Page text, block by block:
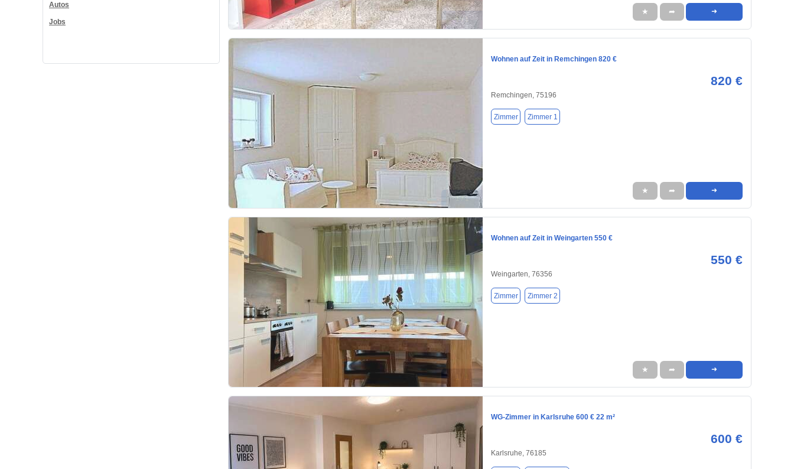
Autos
Jobs 1 / 1
★ ➦ ➜
1 / 1
Wohnen auf Zeit in Remchingen 820 €
820 €
Remchingen, 75196
Zimmer Zimmer 1
★ ➦ ➜
1 / 1
Wohnen auf Zeit in Weingarten 550 €
550 €
Weingarten, 76356
Zimmer Zimmer 2
★ ➦ ➜
WG-Zimmer in Karlsruhe 600 € 22 m²
600 €
Karlsruhe, 76185